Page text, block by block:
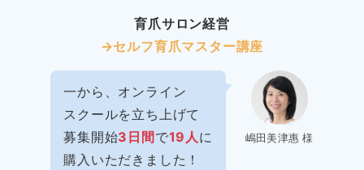
育爪サロン経営
→セルフ育爪マスター講座
嶋田美津惠 様
一から、オンライン
スクールを立ち上げて
募集開始3日間 で19人に
購入いただきました！